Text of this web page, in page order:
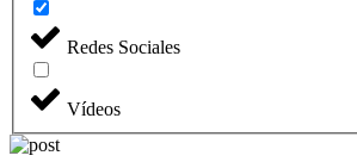
Redes Sociales
Vídeos